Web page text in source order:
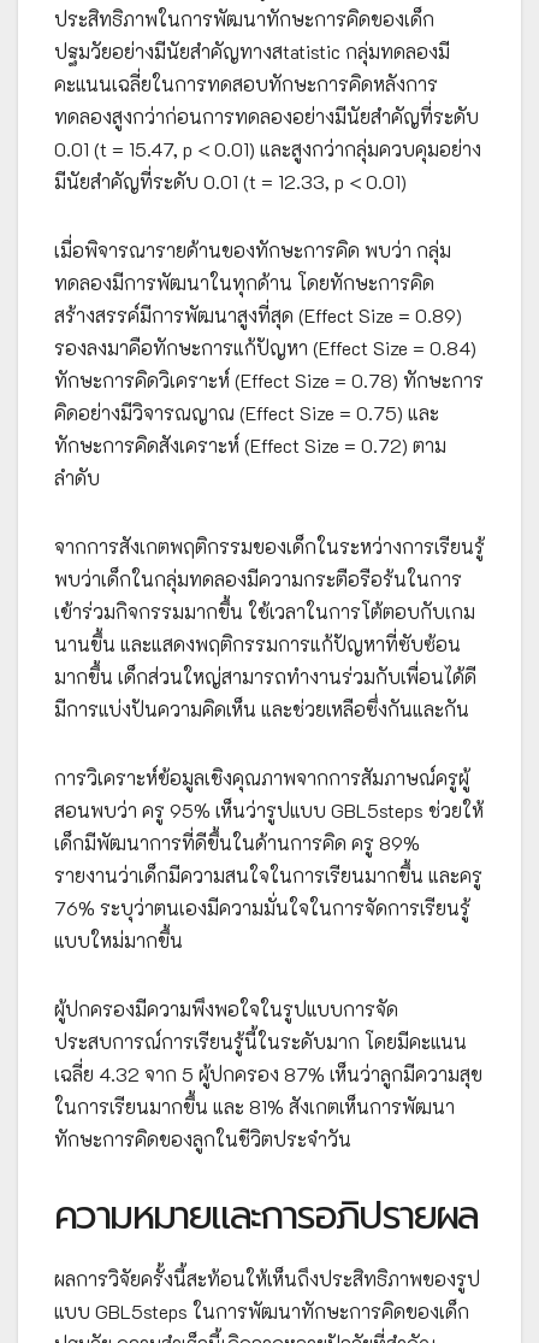
ประสิทธิภาพในการพัฒนาทักษะการคิดของเด็ก
ปฐมวัยอย่างมีนัยสำคัญทางสtatistic กลุ่มทดลองมี
คะแนนเฉลี่ยในการทดสอบทักษะการคิดหลังการ
ทดลองสูงกว่าก่อนการทดลองอย่างมีนัยสำคัญที่ระดับ
0.01 (t = 15.47, p < 0.01) และสูงกว่ากลุ่มควบคุมอย่าง
มีนัยสำคัญที่ระดับ 0.01 (t = 12.33, p < 0.01)
เมื่อพิจารณารายด้านของทักษะการคิด พบว่า กลุ่ม
ทดลองมีการพัฒนาในทุกด้าน โดยทักษะการคิด
สร้างสรรค์มีการพัฒนาสูงที่สุด (Effect Size = 0.89)
รองลงมาคือทักษะการแก้ปัญหา (Effect Size = 0.84)
ทักษะการคิดวิเคราะห์ (Effect Size = 0.78) ทักษะการ
คิดอย่างมีวิจารณญาณ (Effect Size = 0.75) และ
ทักษะการคิดสังเคราะห์ (Effect Size = 0.72) ตาม
ลำดับ
จากการสังเกตพฤติกรรมของเด็กในระหว่างการเรียนรู้
พบว่าเด็กในกลุ่มทดลองมีความกระตือรือร้นในการ
เข้าร่วมกิจกรรมมากขึ้น ใช้เวลาในการโต้ตอบกับเกม
นานขึ้น และแสดงพฤติกรรมการแก้ปัญหาที่ซับซ้อน
มากขึ้น เด็กส่วนใหญ่สามารถทำงานร่วมกับเพื่อนได้ดี
มีการแบ่งปันความคิดเห็น และช่วยเหลือซึ่งกันและกัน
การวิเคราะห์ข้อมูลเชิงคุณภาพจากการสัมภาษณ์ครูผู้
สอนพบว่า ครู 95% เห็นว่ารูปแบบ GBL5steps ช่วยให้
เด็กมีพัฒนาการที่ดีขึ้นในด้านการคิด ครู 89%
รายงานว่าเด็กมีความสนใจในการเรียนมากขึ้น และครู
76% ระบุว่าตนเองมีความมั่นใจในการจัดการเรียนรู้
แบบใหม่มากขึ้น
ผู้ปกครองมีความพึงพอใจในรูปแบบการจัด
ประสบการณ์การเรียนรู้นี้ในระดับมาก โดยมีคะแนน
เฉลี่ย 4.32 จาก 5 ผู้ปกครอง 87% เห็นว่าลูกมีความสุข
ในการเรียนมากขึ้น และ 81% สังเกตเห็นการพัฒนา
ทักษะการคิดของลูกในชีวิตประจำวัน
ความหมายและการอภิปรายผล
ผลการวิจัยครั้งนี้สะท้อนให้เห็นถึงประสิทธิภาพของรูป
แบบ GBL5steps ในการพัฒนาทักษะการคิดของเด็ก